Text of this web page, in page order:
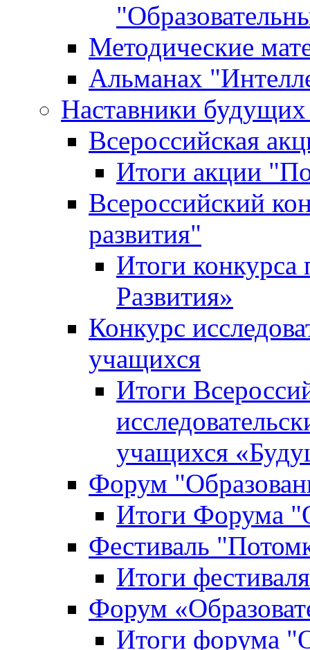
Методические
Альманах
Наставники
Всероссийская
Итоги акции
Всероссийский
развития"
Итоги конкурса
Развития»
Конкурс
учащихся
Итоги
учащихся
Форум
Итоги Форума
Фестиваль
Итоги
Форум
Итоги форума